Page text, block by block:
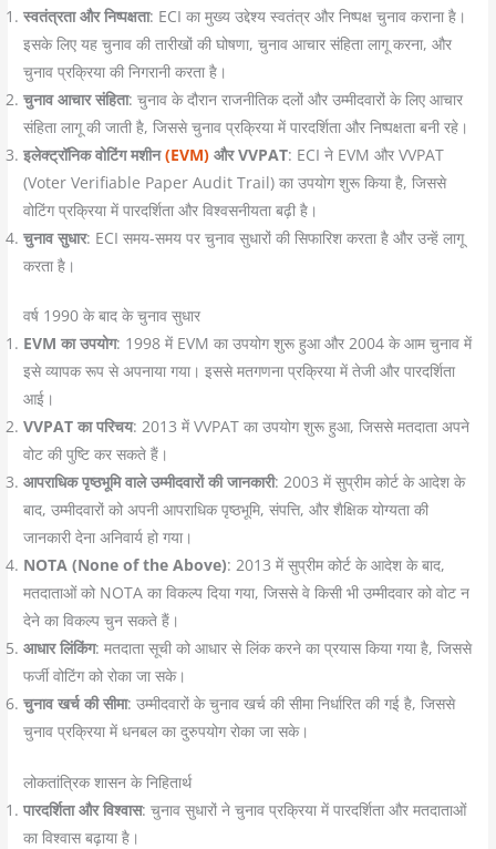
स्वतंत्रता और निष्पक्षता: ECI का मुख्य उद्देश्य स्वतंत्र और निष्पक्ष चुनाव कराना है।
इसके लिए यह चुनाव की तारीखों की घोषणा, चुनाव आचार संहिता लागू करना, और
चुनाव प्रक्रिया की निगरानी करता है।
चुनाव आचार संहिता: चुनाव के दौरान राजनीतिक दलों और उम्मीदवारों के लिए आचार
संहिता लागू की जाती है, जिससे चुनाव प्रक्रिया में पारदर्शिता और निष्पक्षता बनी रहे।
इलेक्ट्रॉनिक वोटिंग मशीन(EVM)और VVPAT: ECI ने EVM और VVPAT
(Voter Verifiable Paper Audit Trail) का उपयोग शुरू किया है, जिससे
वोटिंग प्रक्रिया में पारदर्शिता और विश्वसनीयता बढ़ी है।
चुनाव सुधार: ECI समय-समय पर चुनाव सुधारों की सिफारिश करता है और उन्हें लागू
करता है।
वर्ष 1990 के बाद के चुनाव सुधार
EVM का उपयोग: 1998 में EVM का उपयोग शुरू हुआ और 2004 के आम चुनाव में
इसे व्यापक रूप से अपनाया गया। इससे मतगणना प्रक्रिया में तेजी और पारदर्शिता
आई।
VVPAT का परिचय: 2013 में VVPAT का उपयोग शुरू हुआ, जिससे मतदाता अपने
वोट की पुष्टि कर सकते हैं।
आपराधिक पृष्ठभूमि वाले उम्मीदवारों की जानकारी: 2003 में सुप्रीम कोर्ट के आदेश के
बाद, उम्मीदवारों को अपनी आपराधिक पृष्ठभूमि, संपत्ति, और शैक्षिक योग्यता की
जानकारी देना अनिवार्य हो गया।
NOTA (None of the Above): 2013 में सुप्रीम कोर्ट के आदेश के बाद,
मतदाताओं को NOTA का विकल्प दिया गया, जिससे वे किसी भी उम्मीदवार को वोट न
देने का विकल्प चुन सकते हैं।
आधार लिंकिंग: मतदाता सूची को आधार से लिंक करने का प्रयास किया गया है, जिससे
फर्जी वोटिंग को रोका जा सके।
चुनाव खर्च की सीमा: उम्मीदवारों के चुनाव खर्च की सीमा निर्धारित की गई है, जिससे
चुनाव प्रक्रिया में धनबल का दुरुपयोग रोका जा सके।
लोकतांत्रिक शासन के निहितार्थ
पारदर्शिता और विश्वास: चुनाव सुधारों ने चुनाव प्रक्रिया में पारदर्शिता और मतदाताओं
का विश्वास बढ़ाया है।